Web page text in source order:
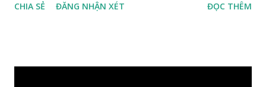
Phật hỏi các đồ đệ rằng: – Bây giờ nếu ta ném hòn đá này
CHIA SẺ ĐĂNG NHẬN XÉT ĐỌC THÊM